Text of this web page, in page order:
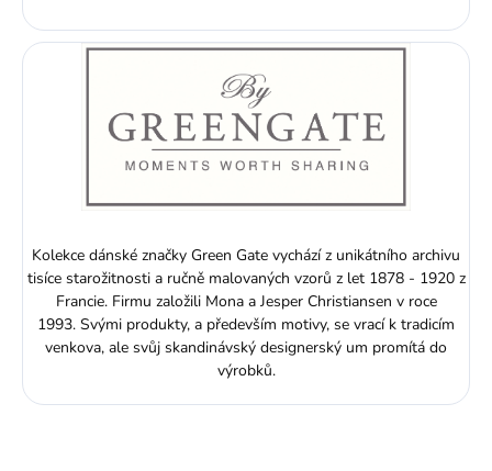
Kolekce dánské značky Green Gate vychází z unikátního archivu
tisíce starožitnosti a ručně malovaných vzorů z let 1878 - 1920 z
Francie. Firmu založili Mona a Jesper Christiansen v roce
1993. Svými produkty, a především motivy, se vrací k tradicím
venkova, ale svůj skandinávský designerský um promítá do
výrobků.